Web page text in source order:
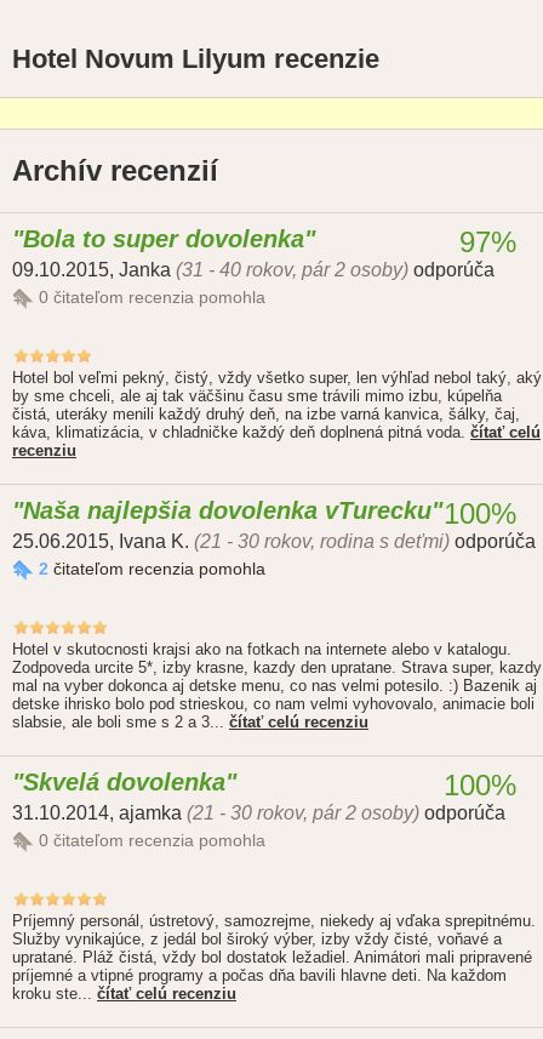
Hotel Novum Lilyum recenzie
Archív recenzií
Bola to super dovolenka
09.10.2015, Janka (31 - 40 rokov, pár 2 osoby) odporúča
0 čitateľom recenzia pomohla
97%
Hotel bol veľmi pekný, čistý, vždy všetko super, len výhľad nebol taký, aký
by sme chceli, ale aj tak väčšinu času sme trávili mimo izbu, kúpelňa
čistá, uteráky menili každý druhý deň, na izbe varná kanvica, šálky, čaj,
káva, klimatizácia, v chladničke každý deň doplnená pitná voda. čítať celú
recenziu
Naša najlepšia dovolenka vTurecku
25.06.2015, Ivana K. (21 - 30 rokov, rodina s deťmi) odporúča
2 čitateľom recenzia pomohla
100%
Hotel v skutocnosti krajsi ako na fotkach na internete alebo v katalogu.
Zodpoveda urcite 5*, izby krasne, kazdy den upratane. Strava super, kazdy
mal na vyber dokonca aj detske menu, co nas velmi potesilo. :) Bazenik aj
detske ihrisko bolo pod strieskou, co nam velmi vyhovovalo, animacie boli
slabsie, ale boli sme s 2 a 3... čítať celú recenziu
Skvelá dovolenka
31.10.2014, ajamka (21 - 30 rokov, pár 2 osoby) odporúča
0 čitateľom recenzia pomohla
100%
Príjemný personál, ústretový, samozrejme, niekedy aj vďaka sprepitnému.
Služby vynikajúce, z jedál bol široký výber, izby vždy čisté, voňavé a
upratané. Pláž čistá, vždy bol dostatok ležadiel. Animátori mali pripravené
príjemné a vtipné programy a počas dňa bavili hlavne deti. Na každom
kroku ste... čítať celú recenziu